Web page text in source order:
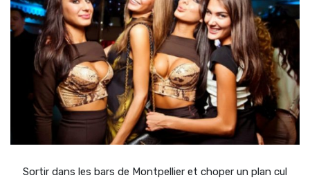
Sortir dans les bars de Montpellier et choper un plan cul